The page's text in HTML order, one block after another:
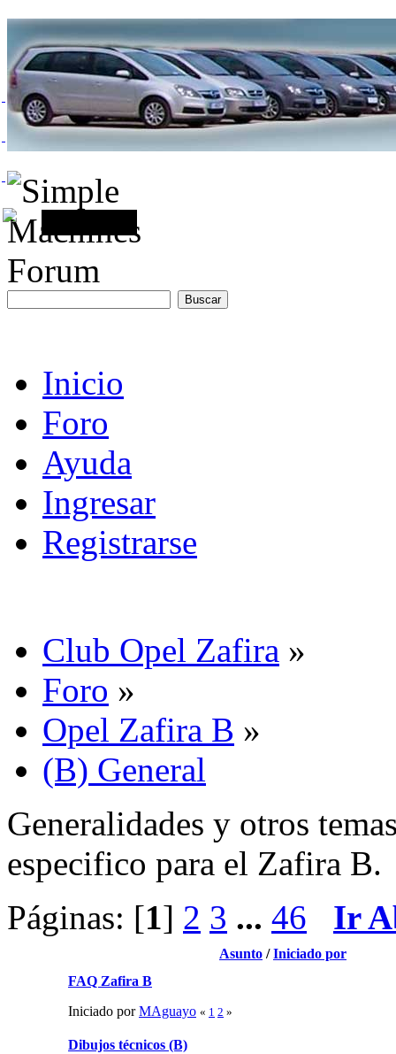
Inicio
Foro
Ayuda
Ingresar
Registrarse
Club Opel Zafira »
Foro »
Opel Zafira B »
(B) General
Generalidades y otros
especifico para el Zafira B.
Páginas: [1] 2 3 ... 46 Ir
Asunto /Iniciado por
FAQ Zafira B
Iniciado porMAguayo « 1 2 »
Dibujos técnicos (B)